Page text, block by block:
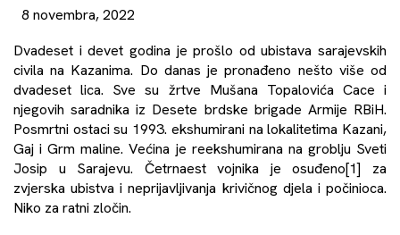
8 novembra, 2022
Dvadeset i devet godina je prošlo od ubistava sarajevskih
civila na Kazanima. Do danas je pronađeno nešto više od
dvadeset lica. Sve su žrtve Mušana Topalovića Cace i
njegovih saradnika iz Desete brdske brigade Armije RBiH.
Posmrtni ostaci su 1993. ekshumirani na lokalitetima Kazani,
Gaj i Grm maline. Većina je reekshumirana na groblju Sveti
Josip u Sarajevu. Četrnaest vojnika je osuđeno[1] za
zvjerska ubistva i neprijavljivanja krivičnog djela i počinioca.
Niko za ratni zločin.